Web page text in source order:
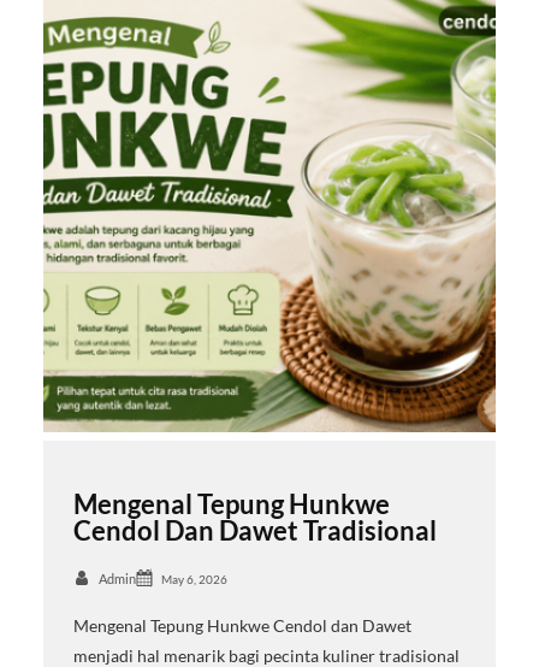
Mengenal Tepung Hunkwe
Cendol Dan Dawet Tradisional
Admin May 6, 2026
Mengenal Tepung Hunkwe Cendol dan Dawet
menjadi hal menarik bagi pecinta kuliner tradisional